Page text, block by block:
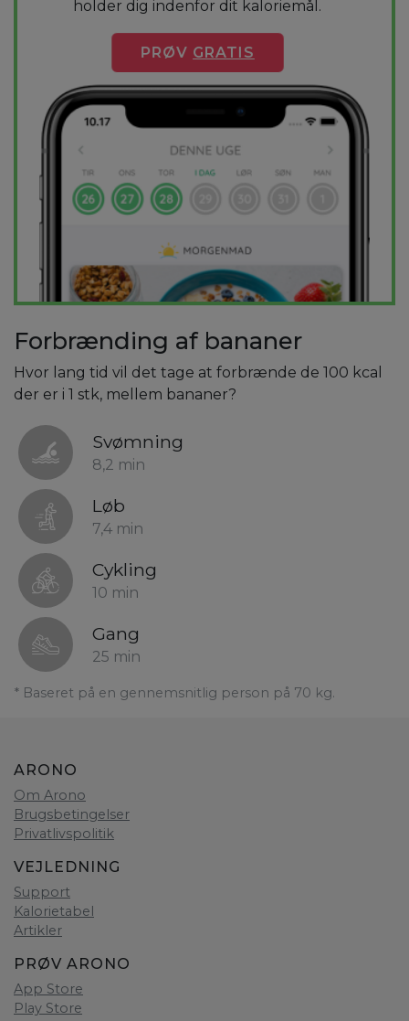
holder dig indenfor dit kaloriemål.
PRØV GRATIS
Forbrænding af bananer
Hvor lang tid vil det tage at forbrænde de 100 kcal
der er i 1 stk, mellem bananer?
Svømning
8,2 min
Løb
7,4 min
Cykling
10 min
Gang
25 min
* Baseret på en gennemsnitlig person på 70 kg.
ARONO
Om Arono
Brugsbetingelser
Privatlivspolitik
VEJLEDNING
Support
Kalorietabel
Artikler
PRØV ARONO
App Store
Play Store